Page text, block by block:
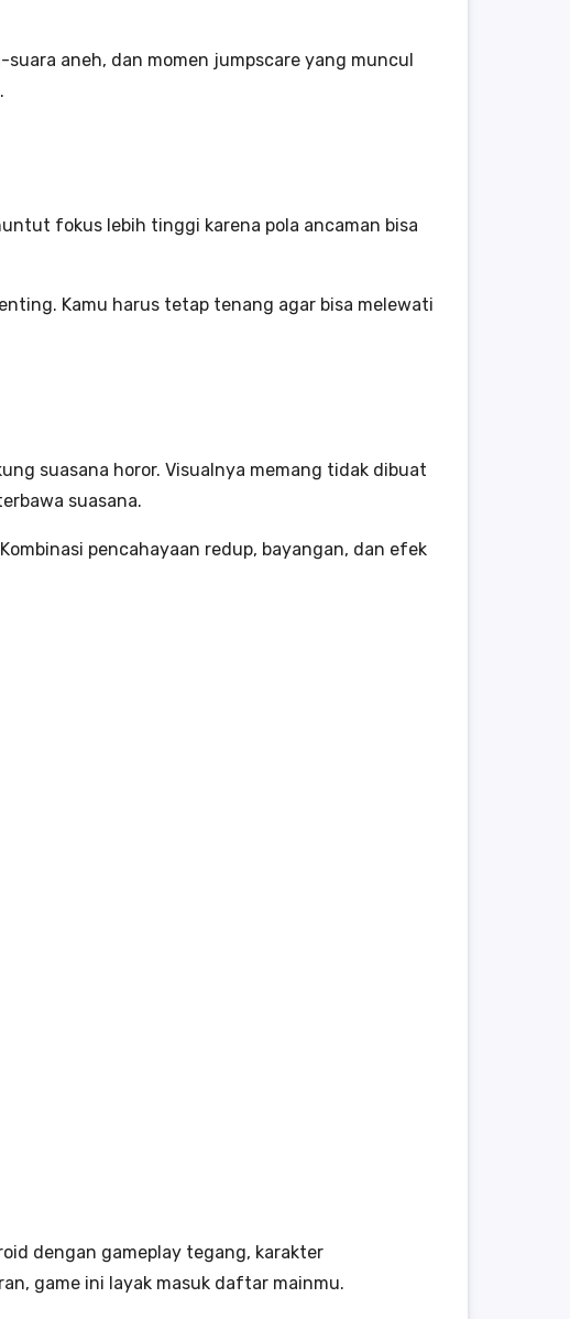
aneh, dan momen jumpscare yang muncul
fokus lebih tinggi karena pola ancaman bisa
Kamu harus tetap tenang agar bisa melewati
suasana horor. Visualnya memang tidak dibuat
suasana.
pencahayaan redup, bayangan, dan efek
dengan gameplay tegang, karakter
game ini layak masuk daftar mainmu.